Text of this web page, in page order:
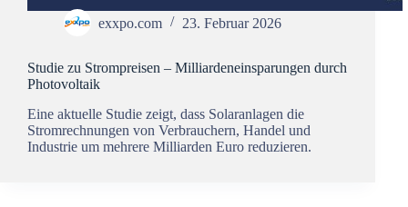
exxpo.com 23. Februar 2026
Studie zu Strompreisen – Milliardeneinsparungen durch
Photovoltaik
Eine aktuelle Studie zeigt, dass Solaranlagen die
Stromrechnungen von Verbrauchern, Handel und
Industrie um mehrere Milliarden Euro reduzieren.